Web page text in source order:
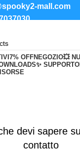
mall.com
7% OFFNEGOZIO💥
✨ SUPPORTO
devi sapere
contatto